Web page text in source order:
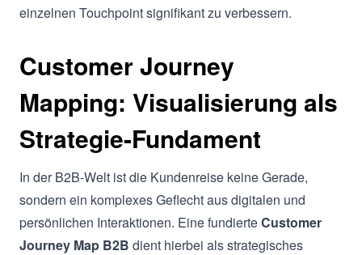
einzelnen Touchpoint signifikant zu verbessern.
Customer Journey
Mapping: Visualisierung als
Strategie-Fundament
In der B2B-Welt ist die Kundenreise keine Gerade,
sondern ein komplexes Geflecht aus digitalen und
persönlichen Interaktionen. Eine fundierteCustomer
Journey Map B2B dient hierbei als strategisches